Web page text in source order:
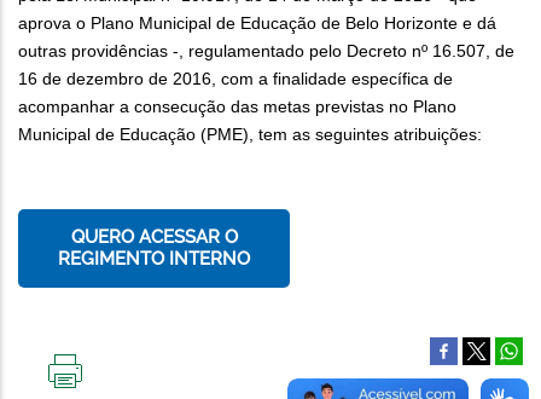
aprova o Plano Municipal de Educação de Belo Horizonte e dá
outras providências -, regulamentado pelo Decreto nº 16.507, de
16 de dezembro de 2016, com a finalidade específica de
acompanhar a consecução das metas previstas no Plano
Municipal de Educação (PME), tem as seguintes atribuições:
QUERO ACESSAR O
REGIMENTO INTERNO